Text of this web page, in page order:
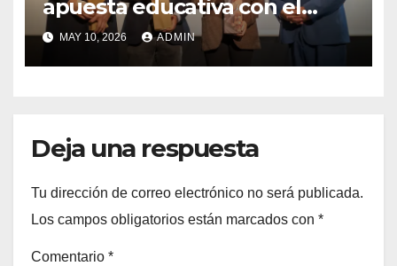
apuesta educativa con el
lanzamiento del
Preuniversitario Brotes 2026
MAY 10, 2026 ADMIN
Deja una respuesta
Tu dirección de correo electrónico no será publicada.
Los campos obligatorios están marcados con *
Comentario *